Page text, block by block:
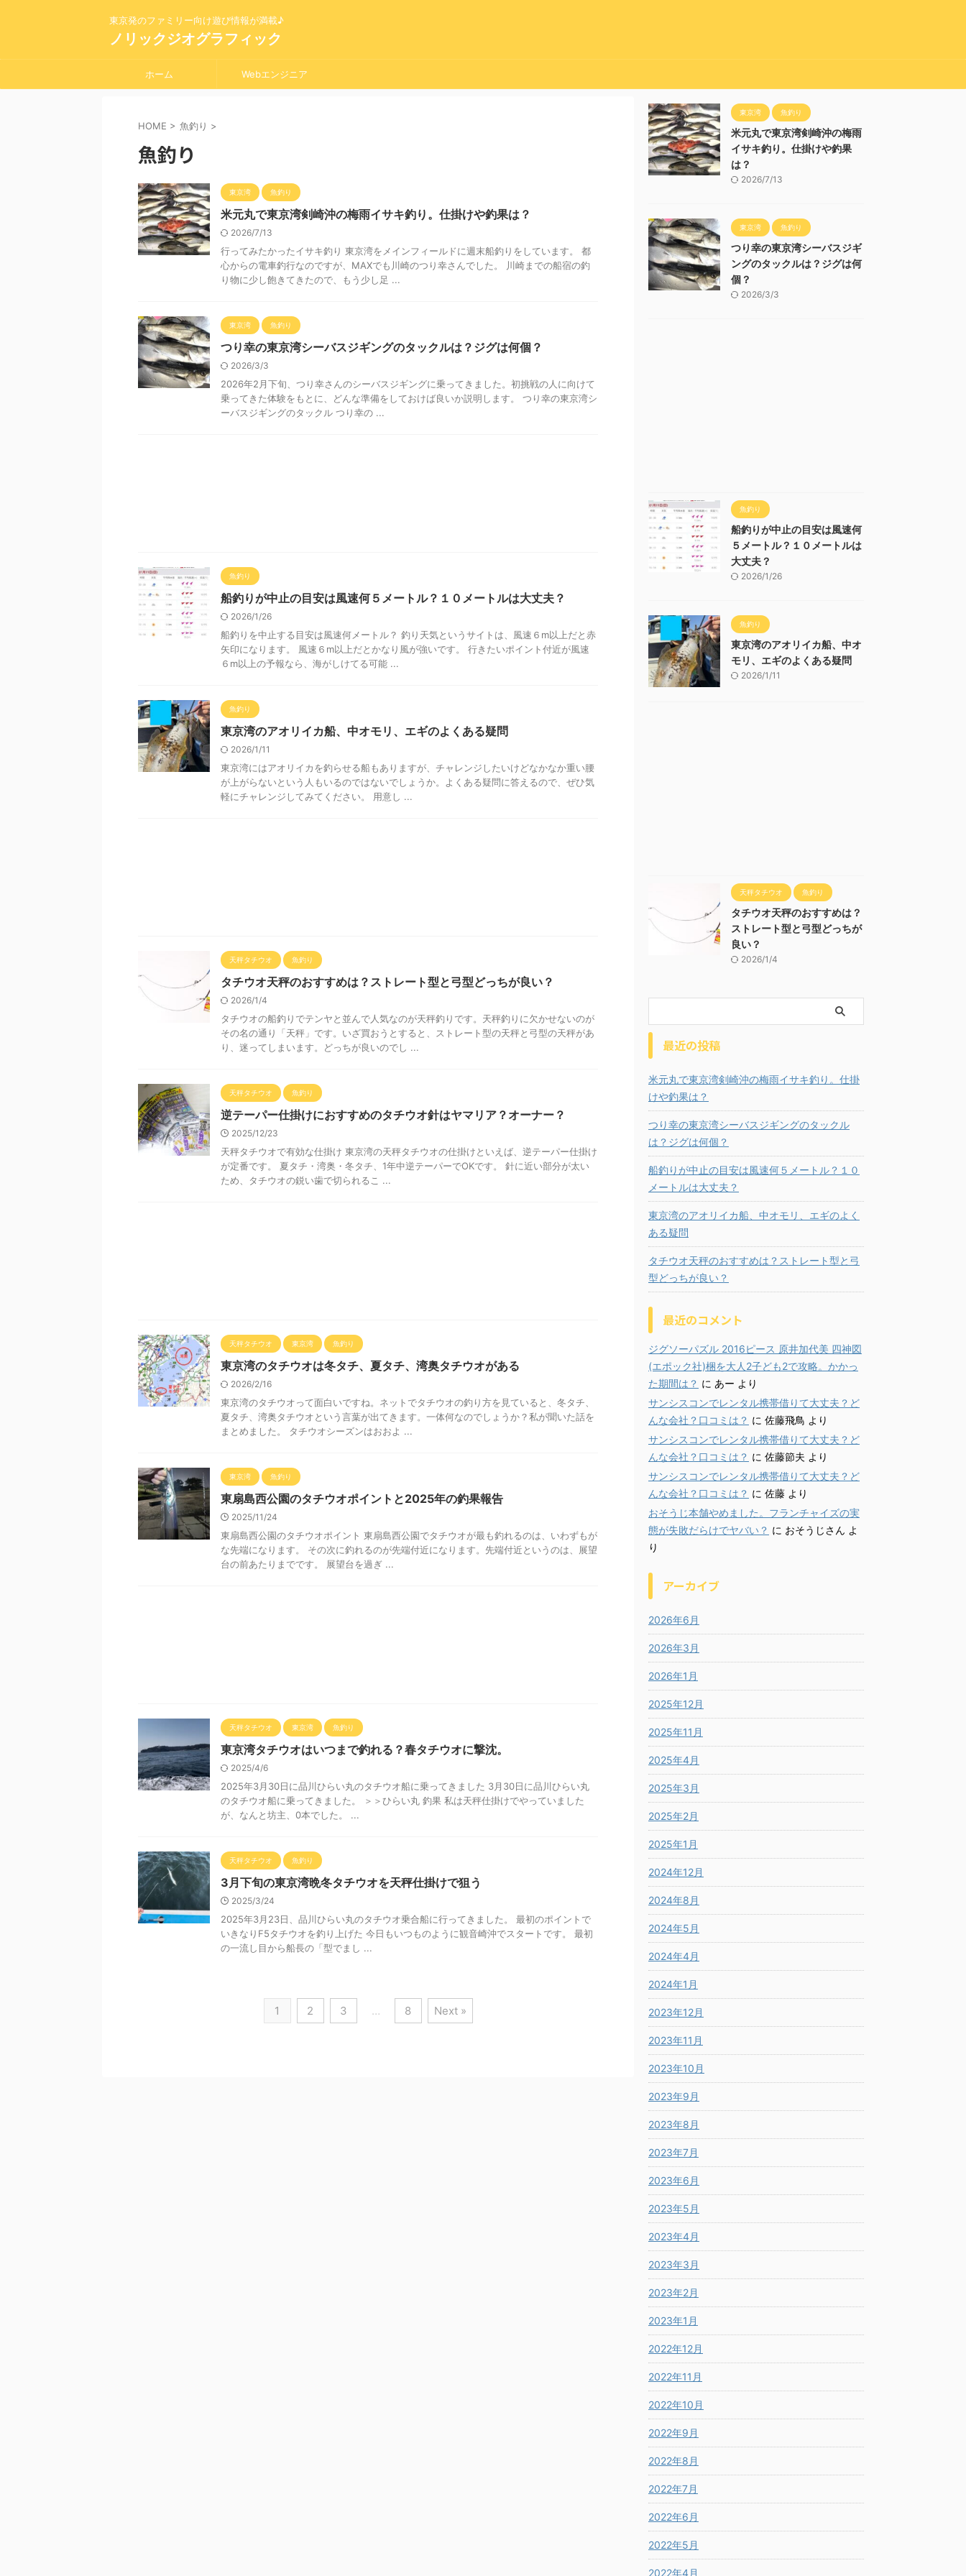
東京発のファミリー向け遊び情報が満載♪
ノリックジオグラフィック
ホーム Webエンジニア
HOME > 魚釣り >
魚釣り
東京湾 魚釣り
米元丸で東京湾剣崎沖の梅雨イサキ釣り。仕掛けや釣果は？
2026/7/13
行ってみたかったイサキ釣り 東京湾をメインフィールドに週末船釣りをしています。 都
心からの電車釣行なのですが、MAXでも川崎のつり幸さんでした。 川崎までの船宿の釣
り物に少し飽きてきたので、もう少し足 ...
東京湾 魚釣り
つり幸の東京湾シーバスジギングのタックルは？ジグは何個？
2026/3/3
2026年2月下旬、つり幸さんのシーバスジギングに乗ってきました。初挑戦の人に向けて
乗ってきた体験をもとに、どんな準備をしておけば良いか説明します。 つり幸の東京湾シ
ーバスジギングのタックル つり幸の ...
魚釣り
船釣りが中止の目安は風速何５メートル？１０メートルは大丈夫？
2026/1/26
船釣りを中止する目安は風速何メートル？ 釣り天気というサイトは、風速６m以上だと赤
矢印になります。 風速６m以上だとかなり風が強いです。 行きたいポイント付近が風速
６m以上の予報なら、海がしけてる可能 ...
魚釣り
東京湾のアオリイカ船、中オモリ、エギのよくある疑問
2026/1/11
東京湾にはアオリイカを釣らせる船もありますが、チャレンジしたいけどなかなか重い腰
が上がらないという人もいるのではないでしょうか。よくある疑問に答えるので、ぜひ気
軽にチャレンジしてみてください。 用意し ...
天秤タチウオ 魚釣り
タチウオ天秤のおすすめは？ストレート型と弓型どっちが良い？
2026/1/4
タチウオの船釣りでテンヤと並んで人気なのが天秤釣りです。天秤釣りに欠かせないのが
その名の通り「天秤」です。いざ買おうとすると、ストレート型の天秤と弓型の天秤があ
り、迷ってしまいます。どっちが良いのでし ...
天秤タチウオ 魚釣り
逆テーパー仕掛けにおすすめのタチウオ針はヤマリア？オーナー？
2025/12/23
天秤タチウオで有効な仕掛け 東京湾の天秤タチウオの仕掛けといえば、逆テーパー仕掛け
が定番です。 夏タチ・湾奥・冬タチ、1年中逆テーパーでOKです。 針に近い部分が太い
ため、タチウオの鋭い歯で切られるこ ...
天秤タチウオ 東京湾 魚釣り
東京湾のタチウオは冬タチ、夏タチ、湾奥タチウオがある
2026/2/16
東京湾のタチウオって面白いですね。ネットでタチウオの釣り方を見ていると、冬タチ、
夏タチ、湾奥タチウオという言葉が出てきます。一体何なのでしょうか？私が聞いた話を
まとめました。 タチウオシーズンはおおよ ...
東京湾 魚釣り
東扇島西公園のタチウオポイントと2025年の釣果報告
2025/11/24
東扇島西公園のタチウオポイント 東扇島西公園でタチウオが最も釣れるのは、いわずもが
な先端になります。 その次に釣れるのが先端付近になります。先端付近というのは、展望
台の前あたりまでです。 展望台を過ぎ ...
天秤タチウオ 東京湾 魚釣り
東京湾タチウオはいつまで釣れる？春タチウオに撃沈。
2025/4/6
2025年3月30日に品川ひらい丸のタチウオ船に乗ってきました 3月30日に品川ひらい丸
のタチウオ船に乗ってきました。 ＞＞ひらい丸 釣果 私は天秤仕掛けでやっていました
が、なんと坊主、0本でした。 ...
天秤タチウオ 魚釣り
3月下旬の東京湾晩冬タチウオを天秤仕掛けで狙う
2025/3/24
2025年3月23日、品川ひらい丸のタチウオ乗合船に行ってきました。 最初のポイントで
いきなりF5タチウオを釣り上げた 今日もいつものように観音崎沖でスタートです。 最初
の一流し目から船長の「型でまし ...
1 2 3 … 8 Next »
東京湾 魚釣り
米元丸で東京湾剣崎沖の梅雨
イサキ釣り。仕掛けや釣果
は？
2026/7/13
東京湾 魚釣り
つり幸の東京湾シーバスジギ
ングのタックルは？ジグは何
個？
2026/3/3
魚釣り
船釣りが中止の目安は風速何
５メートル？１０メートルは
大丈夫？
2026/1/26
魚釣り
東京湾のアオリイカ船、中オ
モリ、エギのよくある疑問
2026/1/11
天秤タチウオ 魚釣り
タチウオ天秤のおすすめは？
ストレート型と弓型どっちが
良い？
2026/1/4
最近の投稿
米元丸で東京湾剣崎沖の梅雨イサキ釣り。仕掛
けや釣果は？
つり幸の東京湾シーバスジギングのタックル
は？ジグは何個？
船釣りが中止の目安は風速何５メートル？１０
メートルは大丈夫？
東京湾のアオリイカ船、中オモリ、エギのよく
ある疑問
タチウオ天秤のおすすめは？ストレート型と弓
型どっちが良い？
最近のコメント
ジグソーパズル 2016ピース 原井加代美 四神図
(エポック社)梱を大人2子ども2で攻略。かかっ
た期間は？ に あー より
サンシスコンでレンタル携帯借りて大丈夫？ど
んな会社？口コミは？ に 佐藤飛鳥 より
サンシスコンでレンタル携帯借りて大丈夫？ど
んな会社？口コミは？ に 佐藤節夫 より
サンシスコンでレンタル携帯借りて大丈夫？ど
んな会社？口コミは？ に 佐藤 より
おそうじ本舗やめました。フランチャイズの実
態が失敗だらけでヤバい？ に おそうじさん よ
り
アーカイブ
2026年6月
2026年3月
2026年1月
2025年12月
2025年11月
2025年4月
2025年3月
2025年2月
2025年1月
2024年12月
2024年8月
2024年5月
2024年4月
2024年1月
2023年12月
2023年11月
2023年10月
2023年9月
2023年8月
2023年7月
2023年6月
2023年5月
2023年4月
2023年3月
2023年2月
2023年1月
2022年12月
2022年11月
2022年10月
2022年9月
2022年8月
2022年7月
2022年6月
2022年5月
2022年4月